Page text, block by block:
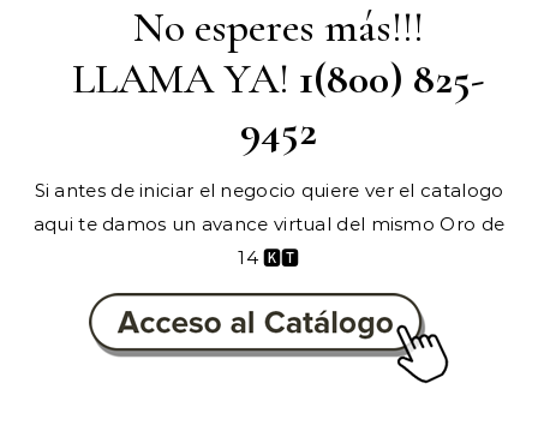
​No esperes más!!!
LLAMA YA! 1(800) 825-
9452
Si antes de iniciar el negocio quiere ver el catalogo
aqui te damos un avance virtual del mismo Oro de
14 🅺🆃